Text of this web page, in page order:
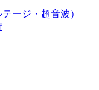
ージ・超音波）